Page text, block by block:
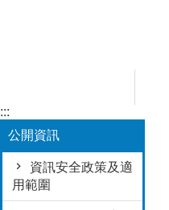
:::
公開資訊
資訊安全政策及適
用範圍